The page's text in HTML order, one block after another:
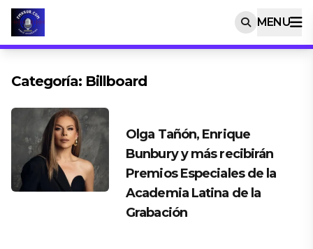
MENU
Categoría: Billboard
Olga Tañón, Enrique
Bunbury y más recibirán
Premios Especiales de la
Academia Latina de la
Grabación